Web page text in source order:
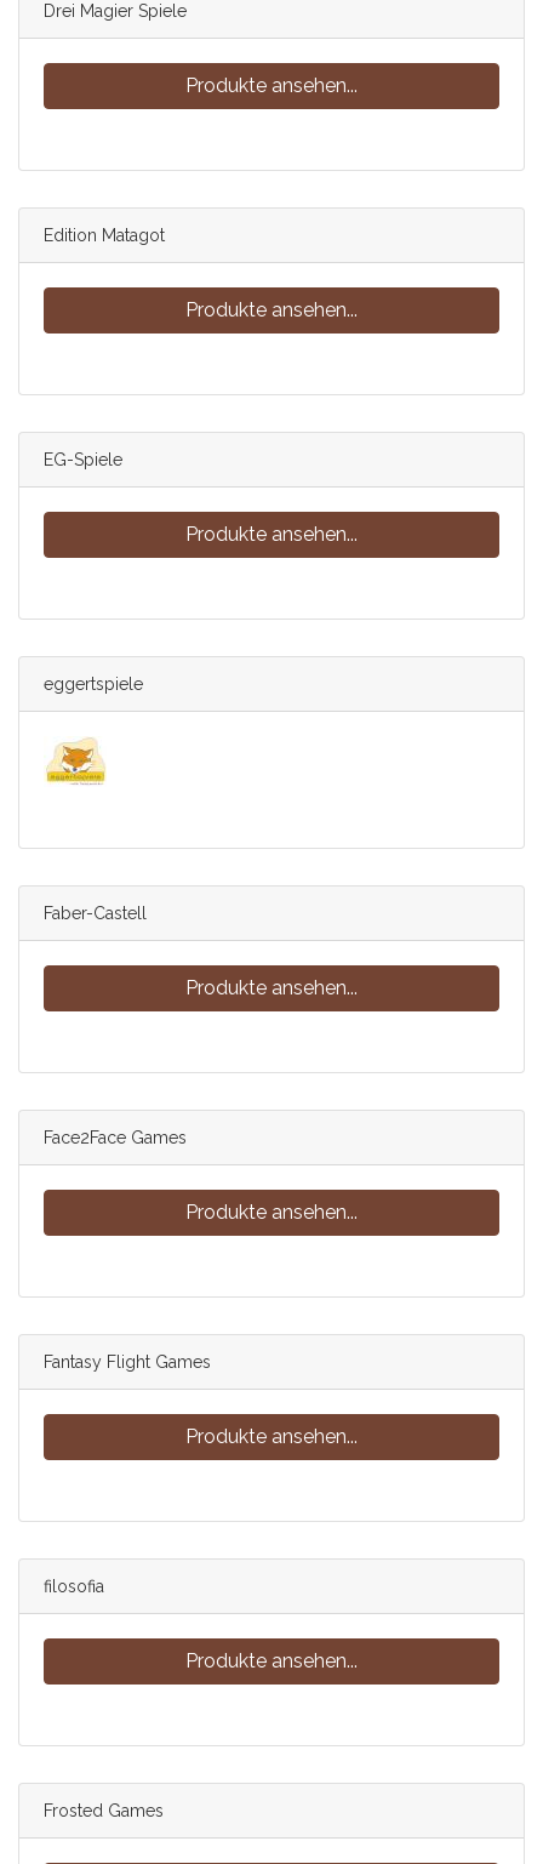
Drei Magier Spiele
Produkte ansehen...
Edition Matagot
Produkte ansehen...
EG-Spiele
Produkte ansehen...
eggertspiele
Faber-Castell
Produkte ansehen...
Face2Face Games
Produkte ansehen...
Fantasy Flight Games
Produkte ansehen...
filosofia
Produkte ansehen...
Frosted Games